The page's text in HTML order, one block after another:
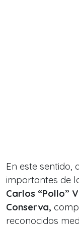
En este sentido,
importantes de
Carlos “Pollo”
Conserva,
reconocidos